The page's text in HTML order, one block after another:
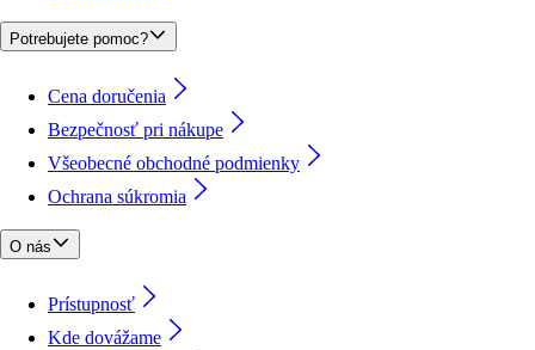
Potrebujete pomoc?
Cena doručenia
Bezpečnosť pri nákupe
Všeobecné obchodné podmienky
Ochrana súkromia
O nás
Prístupnosť
Kde dovážame